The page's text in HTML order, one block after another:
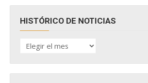
HISTÓRICO DE NOTICIAS
HISTÓRICO
DE